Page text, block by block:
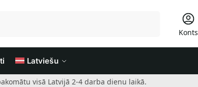
Konts
Latviešu
visā Latvijā 2-4 darba dienu laikā.